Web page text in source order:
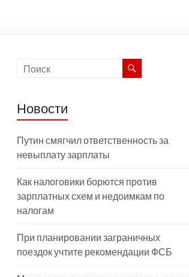
Новости
Путин смягчил ответственность за
невыплату зарплаты
Как налоговики борются против
зарплатных схем и недоимкам по
налогам
При планировании заграничных
поездок учтите рекомендации ФСБ